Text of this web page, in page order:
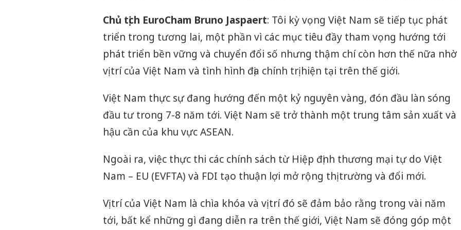
Chủ tịch EuroCham Bruno Jaspaert: Tôi kỳ vọng Việt Nam sẽ tiếp tục phát
triển trong tương lai, một phần vì các mục tiêu đầy tham vọng hướng tới
phát triển bền vững và chuyển đổi số nhưng thậm chí còn hơn thế nữa nhờ
vị trí của Việt Nam và tình hình địa chính trị hiện tại trên thế giới.
Việt Nam thực sự đang hướng đến một kỷ nguyên vàng, đón đầu làn sóng
đầu tư trong 7-8 năm tới. Việt Nam sẽ trở thành một trung tâm sản xuất và
hậu cần của khu vực ASEAN.
Ngoài ra, việc thực thi các chính sách từ Hiệp định thương mại tự do Việt
Nam – EU (EVFTA) và FDI tạo thuận lợi mở rộng thị trường và đổi mới.
Vị trí của Việt Nam là chìa khóa và vị trí đó sẽ đảm bảo rằng trong vài năm
tới, bất kể những gì đang diễn ra trên thế giới, Việt Nam sẽ đóng góp một